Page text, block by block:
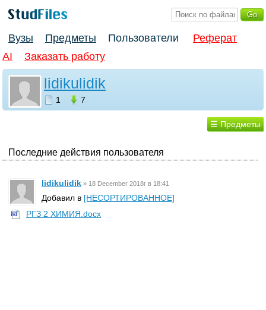
Вузы Предметы Пользователи
Реферат
AI
Заказать работу
lidikulidik
1 7
☰ Предметы
Последние действия пользователя
lidikulidik » 18 December 2018г в 18:41
Добавил в [НЕСОРТИРОВАННОЕ]
РГЗ 2 ХИМИЯ.docx